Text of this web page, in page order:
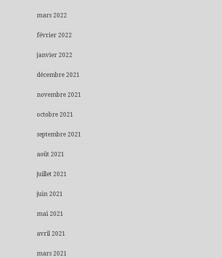
mars 2022
février 2022
janvier 2022
décembre 2021
novembre 2021
octobre 2021
septembre 2021
août 2021
juillet 2021
juin 2021
mai 2021
avril 2021
mars 2021